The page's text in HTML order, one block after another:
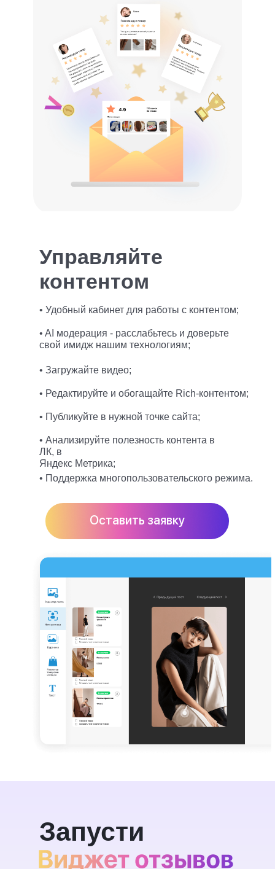
Управляйте
контентом
• Удобный кабинет для работы с контентом;
• AI модерация - расслабьтесь и доверьте
свой имидж нашим технологиям;
• Загружайте видео;
• Редактируйте и обогащайте Rich-контентом;
• Публикуйте в нужной точке сайта;
• Анализируйте полезность контента в
ЛК, в
Яндекс Метрика;
• Поддержка многопользовательского режима.
Оставить заявку
Запусти